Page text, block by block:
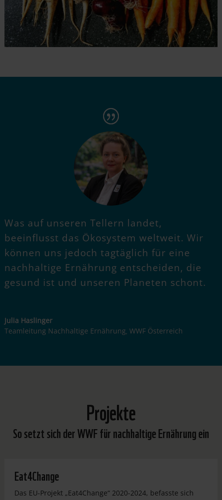
Was auf unseren Tellern landet,
beeinflusst das Ökosystem weltweit. Wir
können uns jedoch tagtäglich für eine
nachhaltige Ernährung entscheiden, die
gesund ist und unseren Planeten schont.
Julia Haslinger
Teamleitung Nachhaltige Ernährung, WWF Österreich
Projekte
So setzt sich der WWF für nachhaltige Ernährung ein
Eat4Change
Das EU-Projekt „Eat4Change“ 2020-2024, befasste sich